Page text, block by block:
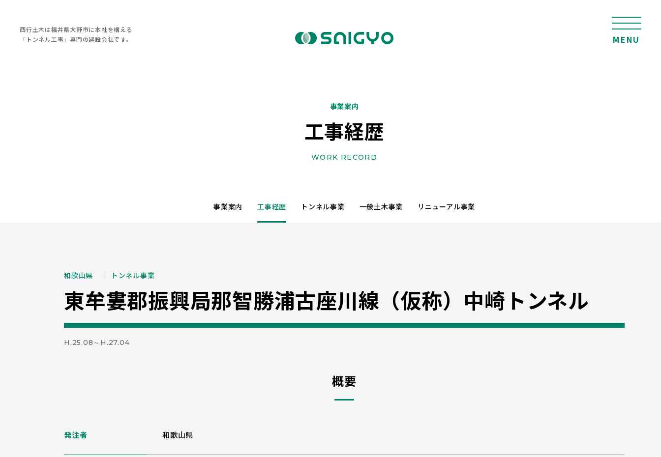
西行土木は福井県大野市に本社を構える
「トンネル工事」専門の建設会社です。
MENU
事業案内
工事経歴
WORK RECORD
事業案内 工事経歴 トンネル事業 一般土木事業 リニューアル事業
和歌山県 トンネル事業
東牟婁郡振興局那智勝浦古座川線（仮称）中崎トンネル
H.25.08～H.27.04
概要
発注者 和歌山県